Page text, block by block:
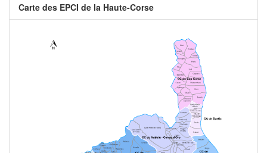
Carte des EPCI de la Haute-Corse